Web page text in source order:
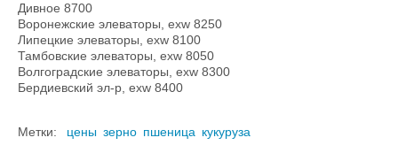
Дивное 8700
Воронежские элеваторы, exw 8250
Липецкие элеваторы, exw 8100
Тамбовские элеваторы, exw 8050
Волгоградские элеваторы, exw 8300
Бердиевский эл-р, exw 8400
Метки: цены зерно пшеница кукуруза